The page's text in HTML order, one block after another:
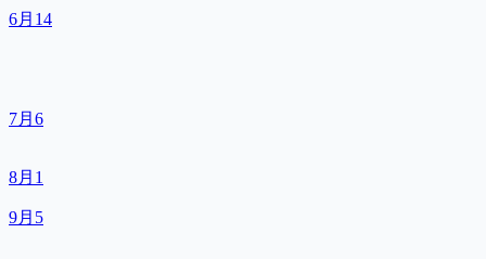
6月 14
7月 6
8月 1
9月 5